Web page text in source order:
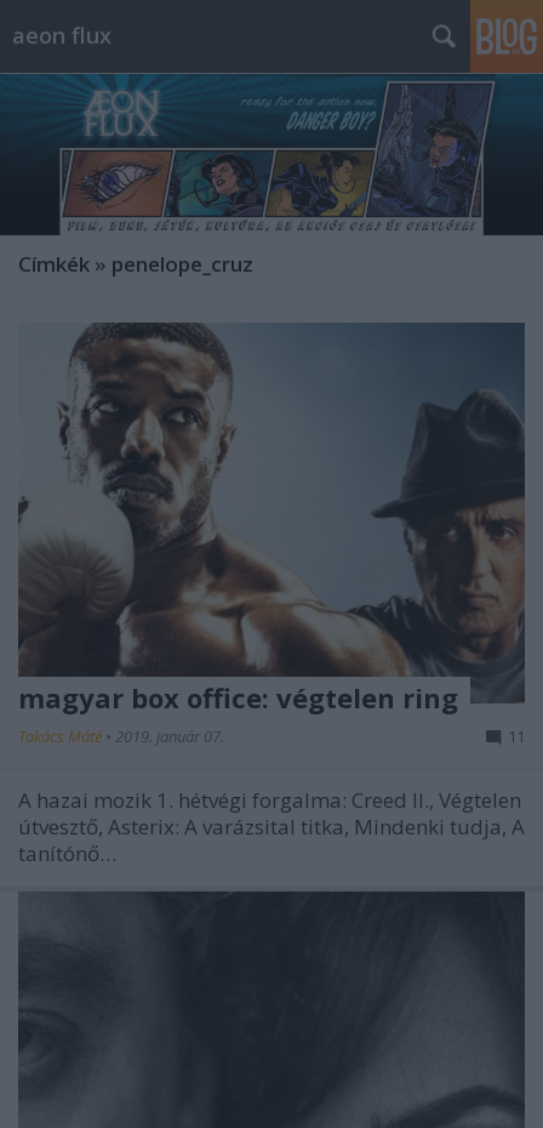
aeon flux
Címkék » penelope_cruz
magyar box office: végtelen ring
Takács Máté • 2019. január 07. 11
A hazai mozik 1. hétvégi forgalma: Creed II., Végtelen
útvesztő, Asterix: A varázsital titka, Mindenki tudja, A
tanítónő…